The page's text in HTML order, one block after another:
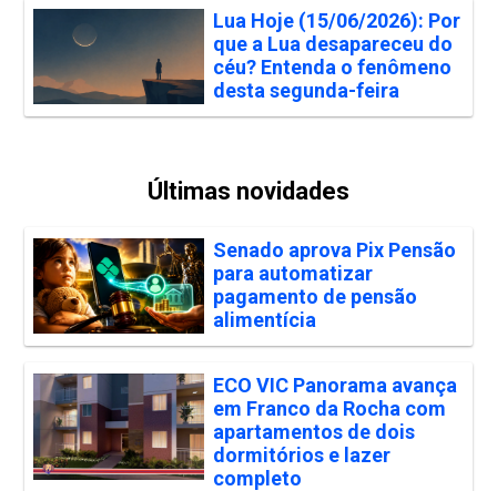
Lua Hoje (15/06/2026): Por
que a Lua desapareceu do
céu? Entenda o fenômeno
desta segunda-feira
Últimas novidades
Senado aprova Pix Pensão
para automatizar
pagamento de pensão
alimentícia
ECO VIC Panorama avança
em Franco da Rocha com
apartamentos de dois
dormitórios e lazer
completo